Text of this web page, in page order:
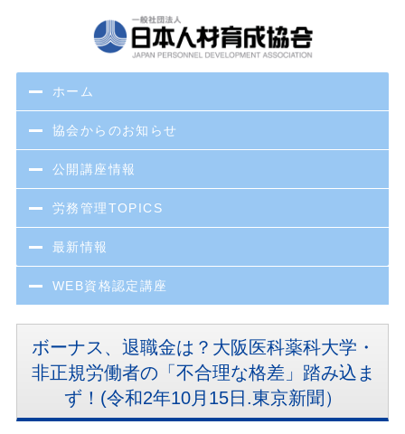
ホーム
協会からのお知らせ
公開講座情報
労務管理TOPICS
最新情報
WEB資格認定講座
ボーナス、退職金は？大阪医科薬科大学・
非正規労働者の「不合理な格差」踏み込ま
ず！(令和2年10月15日.東京新聞）